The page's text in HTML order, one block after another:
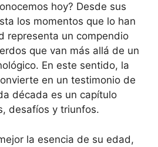
hoy? Desde sus
los momentos que lo han
representa un compendio
que van más allá de un
En este sentido, la
en un testimonio de
década es un capítulo
desafíos y triunfos.
la esencia de su edad,